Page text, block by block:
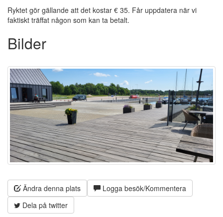
Ryktet gör gällande att det kostar € 35. Får uppdatera när vi
faktiskt träffat någon som kan ta betalt.
Bilder
Ändra denna plats
Logga besök/Kommentera
Dela på twitter